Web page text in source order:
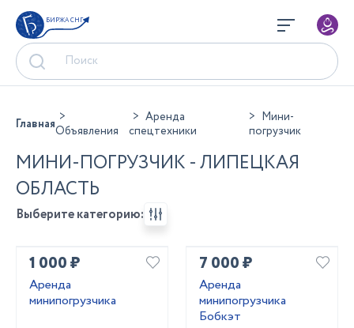
БИРЖА СНГ
ГлавнаяОбъявления
Аренда
спецтехники
Мини-
погрузчик
МИНИ-ПОГРУЗЧИК - ЛИПЕЦКАЯ
ОБЛАСТЬ
Выберите категорию:
1 000 ₽
Аренда
минипогрузчика
7 000 ₽
Аренда
минипогрузчика
Бобкэт